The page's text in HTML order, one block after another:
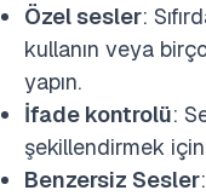
Özel sesler:
kullanın veya
yapın.
İfade kontrolü:
şekillendirmek
Benzersiz Sesler